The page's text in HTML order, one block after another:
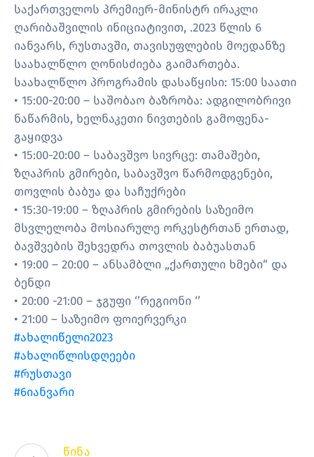
საქართველოს პრემიერ-მინისტრ ირაკლი
ღარიბაშვილის ინიციატივით, .2023 წლის 6
იანვარს, რუსთავში, თავისუფლების მოედანზე
საახალწლო ღონისძიება გაიმართება.
საახალწლო პროგრამის დასაწყისი: 15:00 საათი
• 15:00-20:00 – საშობაო ბაზრობა: ადგილობრივი
ნაწარმის, ხელნაკეთი ნივთების გამოფენა-
გაყიდვა
• 15:00-20:00 – საბავშვო სივრცე: თამაშები,
ზღაპრის გმირები, საბავშვო წარმოდგენები,
თოვლის ბაბუა და საჩუქრები
• 15:30-19:00 – ზღაპრის გმირების საზეიმო
მსვლელობა მოსიარულე ორკესტრთან ერთად,
ბავშვების შეხვედრა თოვლის ბაბუასთან
• 19:00 – 20:00 – ანსამბლი „ქართული ხმები“ და
ბენდი
• 20:00 -21:00 – ჯგუფი ‘’რეგიონი ‘’
• 21:00 – საზეიმო ფოიერვერკი
#ახალიწელი2023
#ახალიწლისდღეები
#რუსთავი
#6იანვარი
წინა